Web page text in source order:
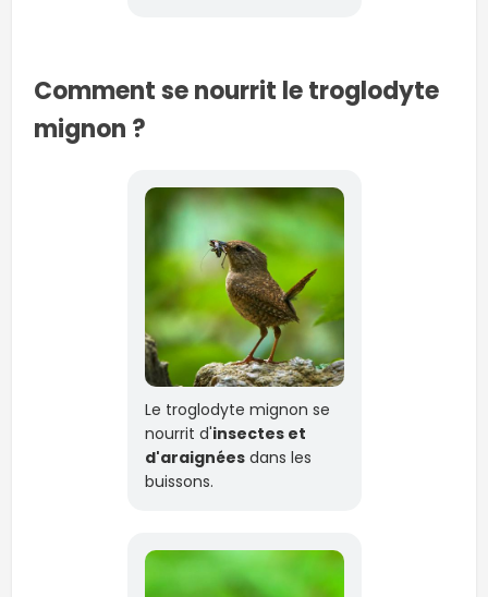
Comment se nourrit le troglodyte
mignon ?
Le troglodyte mignon se
nourrit d'insectes et
d'araignéesdans les
buissons.